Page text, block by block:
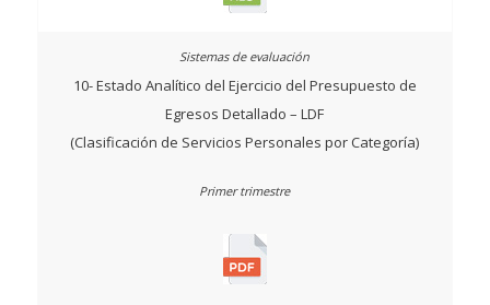
10- Estado Analítico del Ejercicio del Presupuesto de
Egresos Detallado – LDF
(Clasificación de Servicios Personales por Categoría)